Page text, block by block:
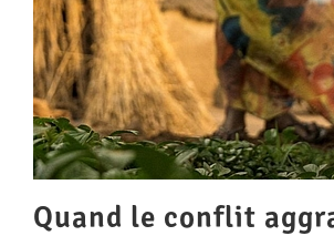
Quand le conflit